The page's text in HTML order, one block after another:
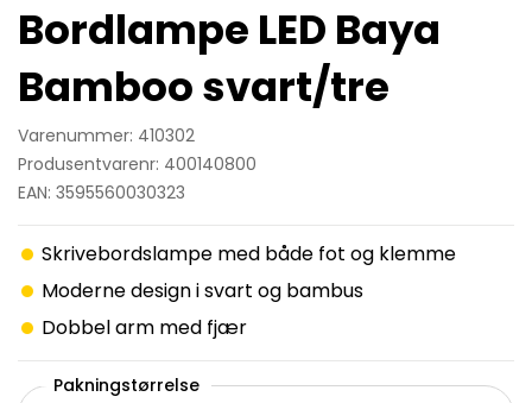
Bordlampe LED Baya
Bamboo svart/tre
Varenummer: 410302
Produsentvarenr: 400140800
EAN: 3595560030323
Skrivebordslampe med både fot og klemme
Moderne design i svart og bambus
Dobbel arm med fjær
Pakningstørrelse